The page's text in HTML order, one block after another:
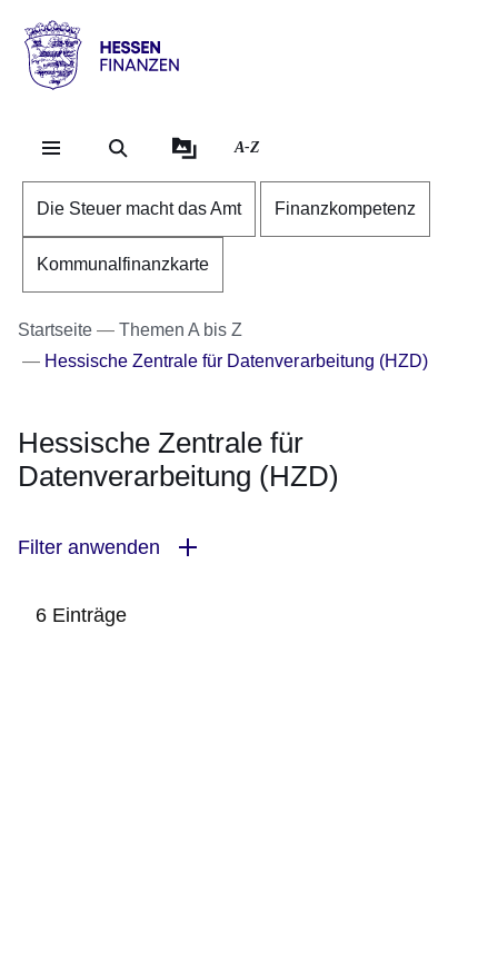
Hessen
Finanzen
A-Z
Die Steuer macht das Amt Finanzkompetenz
Kommunalfinanzkarte
Startseite
Themen A bis Z
Hessische Zentrale für Datenverarbeitung (HZD)
Hessische Zentrale für
Datenverarbeitung (HZD)
Filter anwenden
6 Einträge